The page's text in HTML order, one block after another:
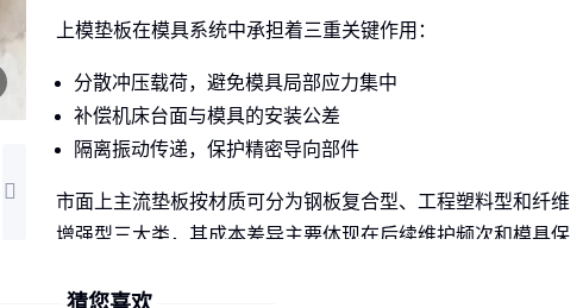
上模垫板在模具系统中承担着三重关键作用：
分散冲压载荷，避免模具局部应力集中
补偿机床台面与模具的安装公差
隔离振动传递，保护精密导向部件
市面上主流垫板按材质可分为钢板复合型、工程塑料型和纤维
增强型三大类，其成本差异主要体现在后续维护频次和模具保
猜您喜欢